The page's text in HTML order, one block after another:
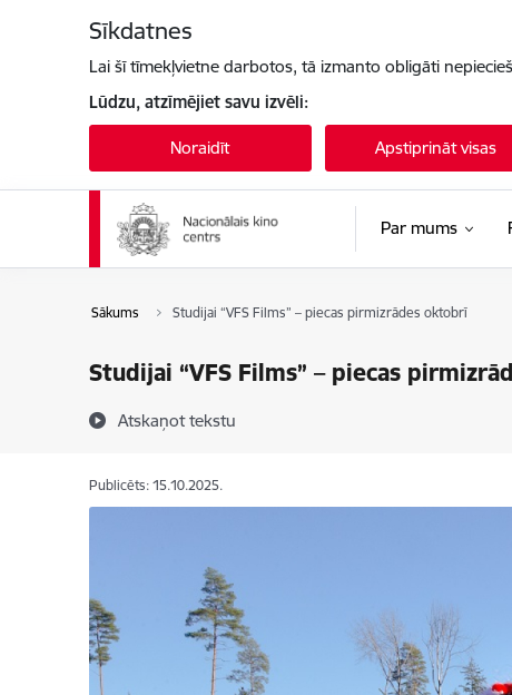
Sīkdatnes
Lai šī tīmekļvietne darbotos, tā izmanto obligāti
Lūdzu, atzīmējiet savu izvēli:
Noraidīt Apstiprināt visas
Par mums
Sākums Studijai “VFS Films” – piecas pirmizrādes oktobrī
Studijai “VFS Films” – piecas
Atskaņot tekstu
Publicēts: 15.10.2025.